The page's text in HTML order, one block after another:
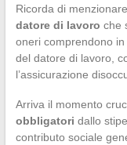
Ricorda di
datore di lavoro che
oneri comprendono
del datore di lavoro,
l’assicurazione
Arriva il momento
obbligatori dallo
contributo sociale